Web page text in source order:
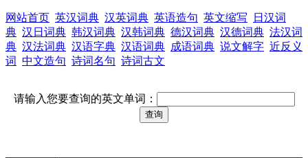
网站首页 英汉词典 汉英词典 英语造句 英文缩写
日汉词
典 汉日词典 韩汉词典 汉韩词典 德汉词典 汉德词典 法汉词
典 汉法词典 汉语字典 汉语词典 成语词典 说文解字 近反义
词 中文造句 诗词名句 诗词古文
请输入您要查询的英文单词：